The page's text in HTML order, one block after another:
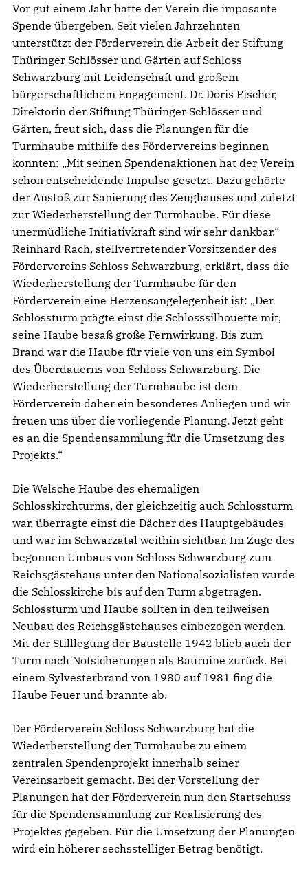
Vor gut einem Jahr hatte der Verein die imposante
Spende übergeben. Seit vielen Jahrzehnten
unterstützt der Förderverein die Arbeit der Stiftung
Thüringer Schlösser und Gärten auf Schloss
Schwarzburg mit Leidenschaft und großem
bürgerschaftlichem Engagement. Dr. Doris Fischer,
Direktorin der Stiftung Thüringer Schlösser und
Gärten, freut sich, dass die Planungen für die
Turmhaube mithilfe des Fördervereins beginnen
konnten: „Mit seinen Spendenaktionen hat der Verein
schon entscheidende Impulse gesetzt. Dazu gehörte
der Anstoß zur Sanierung des Zeughauses und zuletzt
zur Wiederherstellung der Turmhaube. Für diese
unermüdliche Initiativkraft sind wir sehr dankbar.“
Reinhard Rach, stellvertretender Vorsitzender des
Fördervereins Schloss Schwarzburg, erklärt, dass die
Wiederherstellung der Turmhaube für den
Förderverein eine Herzensangelegenheit ist: „Der
Schlossturm prägte einst die Schlosssilhouette mit,
seine Haube besaß große Fernwirkung. Bis zum
Brand war die Haube für viele von uns ein Symbol
des Überdauerns von Schloss Schwarzburg. Die
Wiederherstellung der Turmhaube ist dem
Förderverein daher ein besonderes Anliegen und wir
freuen uns über die vorliegende Planung. Jetzt geht
es an die Spendensammlung für die Umsetzung des
Projekts.“
Die Welsche Haube des ehemaligen
Schlosskirchturms, der gleichzeitig auch Schlossturm
war, überragte einst die Dächer des Hauptgebäudes
und war im Schwarzatal weithin sichtbar. Im Zuge des
begonnen Umbaus von Schloss Schwarzburg zum
Reichsgästehaus unter den Nationalsozialisten wurde
die Schlosskirche bis auf den Turm abgetragen.
Schlossturm und Haube sollten in den teilweisen
Neubau des Reichsgästehauses einbezogen werden.
Mit der Stilllegung der Baustelle 1942 blieb auch der
Turm nach Notsicherungen als Bauruine zurück. Bei
einem Sylvesterbrand von 1980 auf 1981 fing die
Haube Feuer und brannte ab.
Der Förderverein Schloss Schwarzburg hat die
Wiederherstellung der Turmhaube zu einem
zentralen Spendenprojekt innerhalb seiner
Vereinsarbeit gemacht. Bei der Vorstellung der
Planungen hat der Förderverein nun den Startschuss
für die Spendensammlung zur Realisierung des
Projektes gegeben. Für die Umsetzung der Planungen
wird ein höherer sechsstelliger Betrag benötigt.